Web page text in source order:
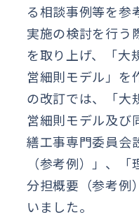
る相談事例等を参
実施の検討を行う
を取り上げ、「大
営細則モデル」を
の改訂では、「大
営細則モデル及び
繕工事専門委員会
（参考例）」、
分担概要（参考例
いました。